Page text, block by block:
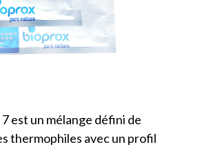
est un mélange défini de
thermophiles avec un profil